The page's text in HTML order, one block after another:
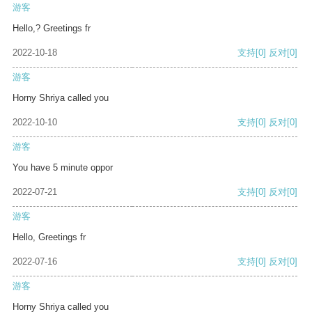
游客
Hello,? Greetings fr
2022-10-18 支持[0] 反对[0]
游客
Horny Shriya called you
2022-10-10 支持[0] 反对[0]
游客
You have 5 minute oppor
2022-07-21 支持[0] 反对[0]
游客
Hello, Greetings fr
2022-07-16 支持[0] 反对[0]
游客
Horny Shriya called you